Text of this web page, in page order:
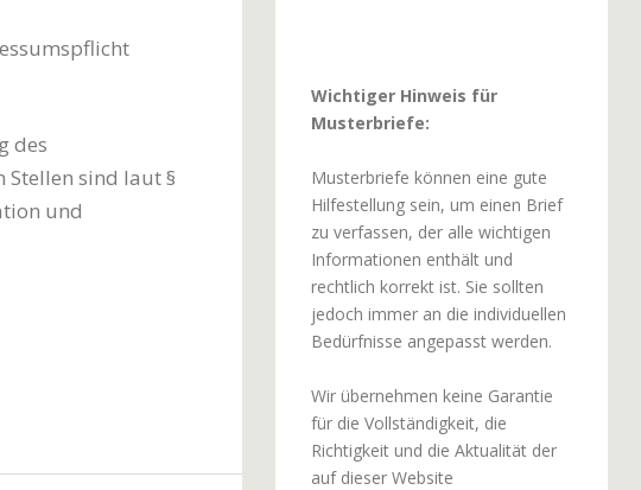
des
Stellen sind laut §
und
Wichtiger Hinweis für
Musterbriefe:
Musterbriefe können eine gute
Hilfestellung sein, um einen Brief
zu verfassen, der alle wichtigen
Informationen enthält und
rechtlich korrekt ist. Sie sollten
jedoch immer an die individuellen
Bedürfnisse angepasst werden.
Wir übernehmen keine Garantie
für die Vollständigkeit, die
Richtigkeit und die Aktualität der
auf dieser Website